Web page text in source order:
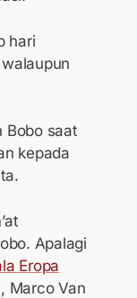
hari
Bobo saat
kepada
Apalagi
Eropa
Marco Van